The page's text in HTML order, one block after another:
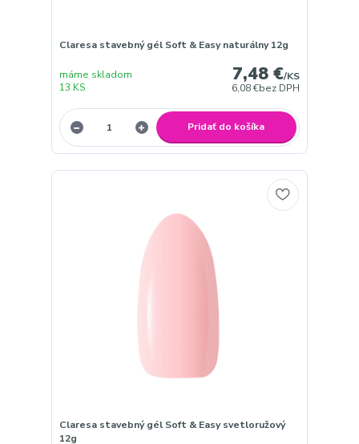
Claresa stavebný gél Soft & Easy naturálny 12g
7,48 €/KS
6,08 €bez DPH
máme skladom
13 KS
Pridať do košíka
Claresa stavebný gél Soft & Easy svetloružový
12g